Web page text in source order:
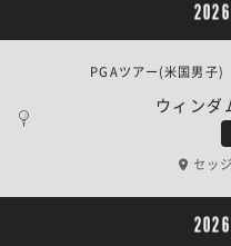
ウィンダ
PGAツアー(米国男
セッ